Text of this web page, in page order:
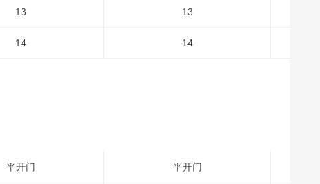
13 13
14 14
平开门 平开门